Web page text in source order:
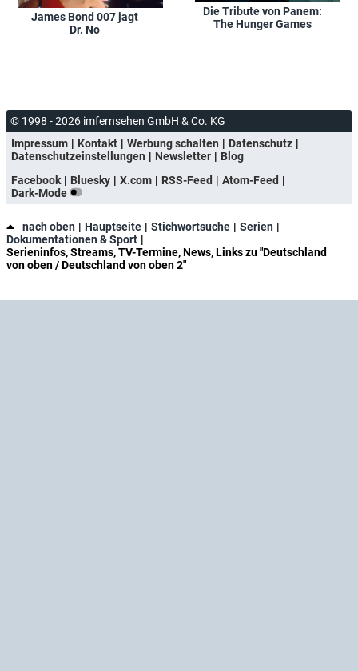
James Bond 007 jagt
Dr. No
Die Tribute von Panem:
The Hunger Games
© 1998 - 2026 imfernsehen GmbH & Co. KG
Impressum
Kontakt Werbung schalten
Datenschutz
Datenschutzeinstellungen
Newsletter
Blog
Facebook
Bluesky X.com RSS-Feed
Atom-Feed
Dark-Mode
nach oben Hauptseite Stichwortsuche
Serien
Dokumentationen & Sport
Serieninfos, Streams, TV-Termine, News, Links zu "Deutschland
von oben / Deutschland von oben 2"